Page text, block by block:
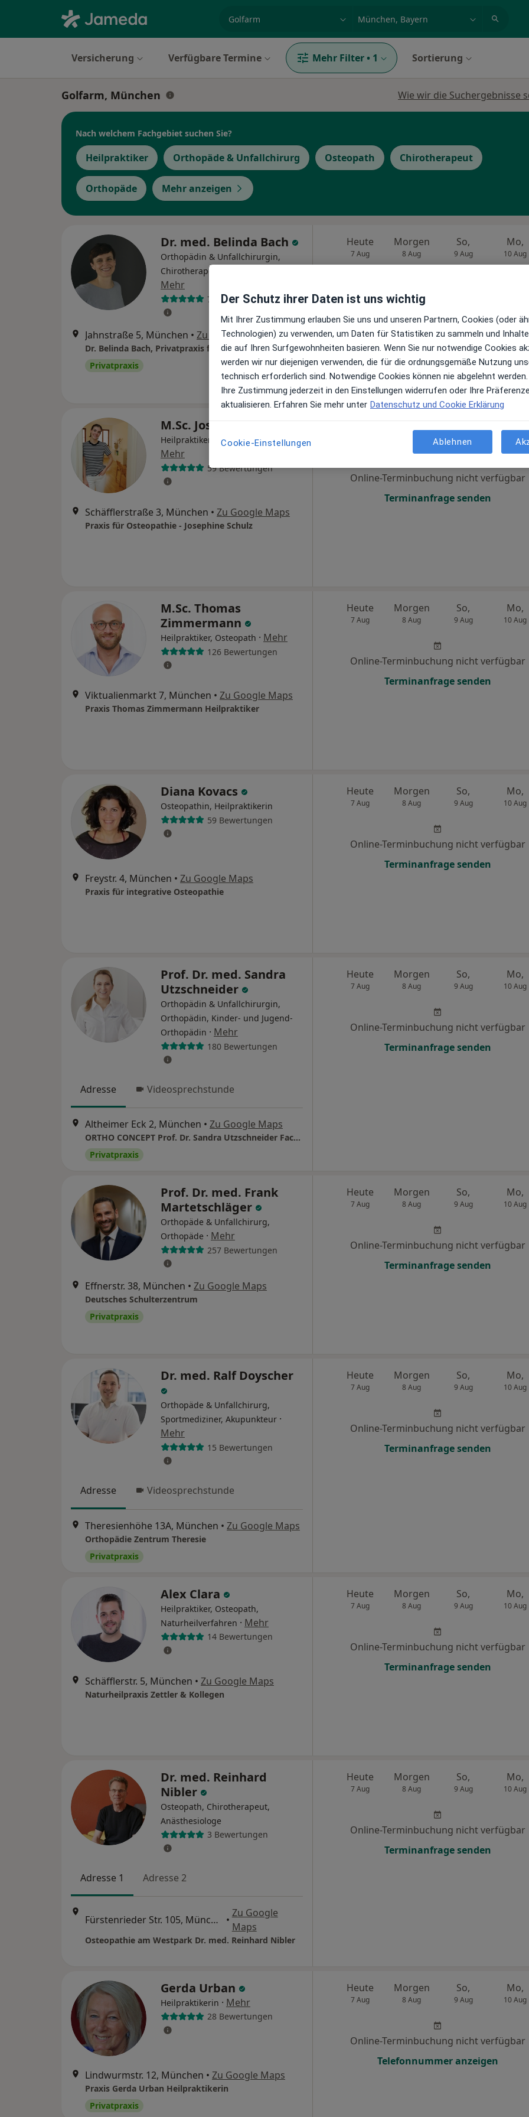
Versicherung Verfügbare Termine Mehr Filter • 1 Sortierung
Golfarm, München Wie wir die Suchergebnisse
Nach welchem Fachgebiet suchen Sie?
Heilpraktiker Orthopäde & Unfallchirurg Osteopath Chirotherapeut
Orthopäde Mehr anzeigen
Dr. med. Belinda Bach
Orthopädin & Unfallchirurgin,
Chirotherapeutin, Orthopädin
Mehr
71 Bewertungen
Jahnstraße 5, München • Zu Google Maps
Dr. Belinda Bach, Privatpraxis für Orthopädie und Traditionelle Chinesische Medizin
Privatpraxis
Heute
7 Aug
Morgen
8 Aug
So,
9 Aug
Mo,
10 Aug
Online-Terminbuchung nicht verfügbar
Terminanfrage senden
M.Sc. Josephine Schulz
Heilpraktikerin, Osteopathin·
Mehr
59 Bewertungen
Schäfflerstraße 3, München • Zu Google Maps
Praxis für Osteopathie - Josephine Schulz
10 Aug
Online-Terminbuchung nicht verfügbar
Terminanfrage senden
M.Sc. Thomas
Zimmermann
Heilpraktiker, Osteopath · Mehr
126 Bewertungen
Viktualienmarkt 7, München • Zu Google Maps
Praxis Thomas Zimmermann Heilpraktiker
Heute
7 Aug
Morgen
8 Aug
So,
9 Aug
Mo,
10 Aug
Online-Terminbuchung nicht verfügbar
Terminanfrage senden
Diana Kovacs
Osteopathin, Heilpraktikerin
59 Bewertungen
Freystr. 4, München • Zu Google Maps
Praxis für integrative Osteopathie
Heute
7 Aug
Morgen
8 Aug
So,
9 Aug
Mo,
10 Aug
Online-Terminbuchung nicht verfügbar
Terminanfrage senden
Prof. Dr. med. Sandra
Utzschneider
Orthopädin & Unfallchirurgin,
Orthopädin, Kinder- und Jugend-
Orthopädin · Mehr
180 Bewertungen
Adresse Videosprechstunde
Altheimer Eck 2, München • Zu Google Maps
ORTHO CONCEPT Prof. Dr. Sandra Utzschneider Fachärztin für Orthopädie
Privatpraxis
Heute
7 Aug
Morgen
8 Aug
So,
9 Aug
Mo,
10 Aug
Online-Terminbuchung nicht verfügbar
Terminanfrage senden
Prof. Dr. med. Frank
Martetschläger
Orthopäde & Unfallchirurg,
Orthopäde · Mehr
257 Bewertungen
Effnerstr. 38, München • Zu Google Maps
Deutsches Schulterzentrum
Privatpraxis
Heute
7 Aug
Morgen
8 Aug
So,
9 Aug
Mo,
10 Aug
Online-Terminbuchung nicht verfügbar
Terminanfrage senden
Dr. med. Ralf Doyscher
Orthopäde & Unfallchirurg,
Sportmediziner, Akupunkteur ·
Mehr
15 Bewertungen
Adresse Videosprechstunde
Theresienhöhe 13A, München • Zu Google Maps
Orthopädie Zentrum Theresie
Privatpraxis
Heute
7 Aug
Morgen
8 Aug
So,
9 Aug
Mo,
10 Aug
Online-Terminbuchung nicht verfügbar
Terminanfrage senden
Alex Clara
Heilpraktiker, Osteopath,
Naturheilverfahren · Mehr
14 Bewertungen
Schäfflerstr. 5, München • Zu Google Maps
Naturheilpraxis Zettler & Kollegen
Heute
7 Aug
Morgen
8 Aug
So,
9 Aug
Mo,
10 Aug
Online-Terminbuchung nicht verfügbar
Terminanfrage senden
Dr. med. Reinhard
Nibler
Osteopath, Chirotherapeut,
Anästhesiologe
3 Bewertungen
Adresse 1 Adresse 2
Fürstenrieder Str. 105, München •
Zu Google
Maps
Osteopathie am Westpark Dr. med. Reinhard Nibler
Heute
7 Aug
Morgen
8 Aug
So,
9 Aug
Mo,
10 Aug
Online-Terminbuchung nicht verfügbar
Terminanfrage senden
Gerda Urban
Heilpraktikerin · Mehr
28 Bewertungen
Lindwurmstr. 12, München • Zu Google Maps
Praxis Gerda Urban Heilpraktikerin
Privatpraxis
Heute
7 Aug
Morgen
8 Aug
So,
9 Aug
Mo,
10 Aug
Online-Terminbuchung nicht verfügbar
Telefonnummer anzeigen
Der Schutz ihrer Daten ist uns wichtig
Mit Ihrer Zustimmung erlauben Sie uns und unseren Partnern, Cookies (oder
Technologien) zu verwenden, um Daten für Statistiken zu sammeln und
die auf Ihren Surfgewohnheiten basieren. Wenn Sie nur notwendige Cookies
werden wir nur diejenigen verwenden, die für die ordnungsgemäße Nutzung
technisch erforderlich sind. Notwendige Cookies können nie abgelehnt werden.
Ihre Zustimmung jederzeit in den Einstellungen widerrufen oder Ihre
aktualisieren. Erfahren Sie mehr unter Datenschutz und Cookie Erklärung
Cookie-Einstellungen Ablehnen